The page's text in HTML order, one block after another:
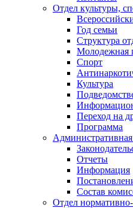
Отдел культуры,
Год семьи
Структура
Молодежная
Спорт
Культура
Переход на
Программа
Отчеты
Информация
Состав
Отдел